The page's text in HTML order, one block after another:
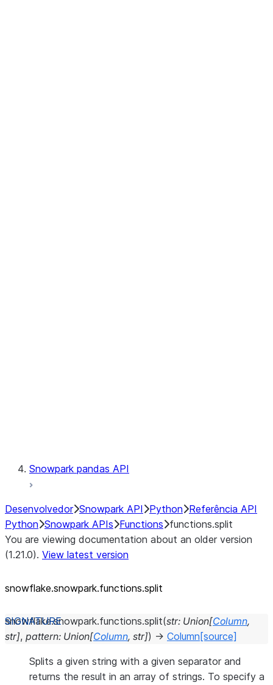
Snowpark pandas API
Desenvolvedor Snowpark API Python Referência API
Python Snowpark APIs Functions functions.split
You are viewing documentation about an older version
(1.21.0). View latest version
snowflake.snowpark.functions.split
snowflake.snowpark.functions.split(str: Union[Column,
str], pattern: Union[Column, str]) → Column [source]
Splits a given string with a given separator and
returns the result in an array of strings. To specify a